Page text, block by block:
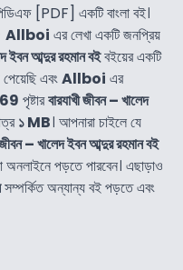
[PDF] একটি বাংলা বই।
Allboi এর লেখা একটি জনপ্রিয়
ইবন আব্দুর রহমান বইবইয়ের একটি
এবংAllboi এর
69 পৃষ্টারবারযাখী জীবন – খালেদ
১ MB। আপনারা চাইলে যে
জীবন – খালেদ ইবন আব্দুর রহমান বই
পড়তে পারবেন। এছাড়াও
সম্পর্কিত অন্যান্য বই পড়তে এবং